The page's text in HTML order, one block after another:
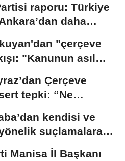
raporu: Türkiye
daha
"çerçeve
"Kanunun asıl
Çerçeve
tepki: “Ne
kendisi ve
suçlamalara
Manisa İl Başkanı